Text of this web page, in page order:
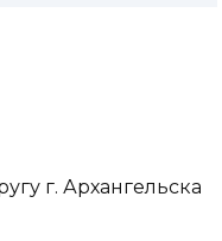
г. Архангельска